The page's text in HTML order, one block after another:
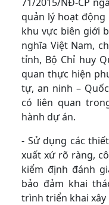
quản lý hoạt
khu vực biên giới
nghĩa Việt Nam,
tỉnh, Bộ Chỉ huy
quan thực hiện
tự, an ninh –
có liên quan
hành dự án.
- Sử dụng các
xuất xứ rõ ràng,
kiểm định đánh
bảo đảm khai
trình triển khai xây